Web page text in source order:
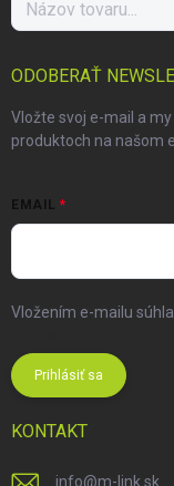
ODOBERAŤ
Vložte svoj e-mail a
produktoch na našom
EMAIL
Vložením e-mailu
Prihlásiť sa
KONTAKT
info@m-link.sk